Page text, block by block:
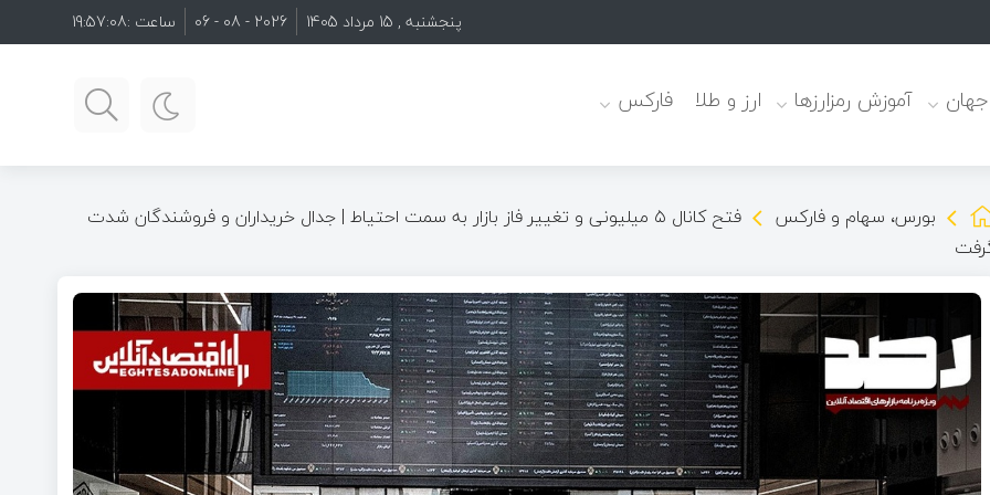
پنجشنبه , 15 مرداد 1405 2026 - 08 - 06 ساعت :19:57:09
جهان آموزش رمزارزها ارز و طلا فارکس
بورس، سهام و فارکس
فتح کانال ۵ میلیونی و تغییر فاز بازار به سمت احتیاط | جدال خریداران و فروشندگان شدت